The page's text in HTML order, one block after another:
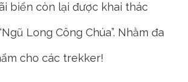
biển còn lại được khai thác
Long Công Chúa”. Nhằm đa
cho các trekker!